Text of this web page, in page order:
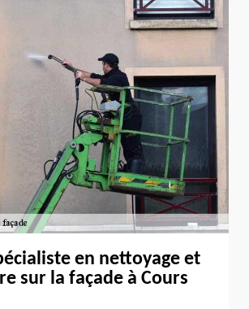
en nettoyage et
sur la façade à Cours